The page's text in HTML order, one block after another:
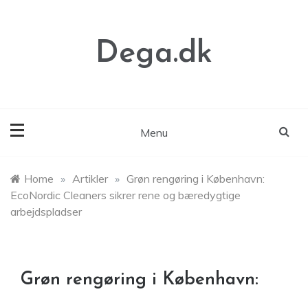
Dega.dk
Menu
Home » Artikler » Grøn rengøring i København:
EcoNordic Cleaners sikrer rene og bæredygtige
arbejdspladser
Grøn rengøring i København: